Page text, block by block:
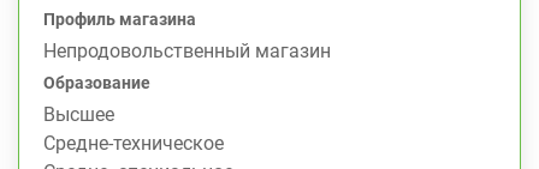
Профиль магазина
Непродовольственный магазин
Образование
Высшее
Средне-техническое